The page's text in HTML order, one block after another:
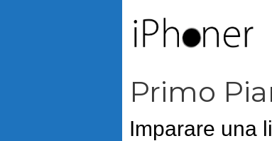
Primo
Imparare una